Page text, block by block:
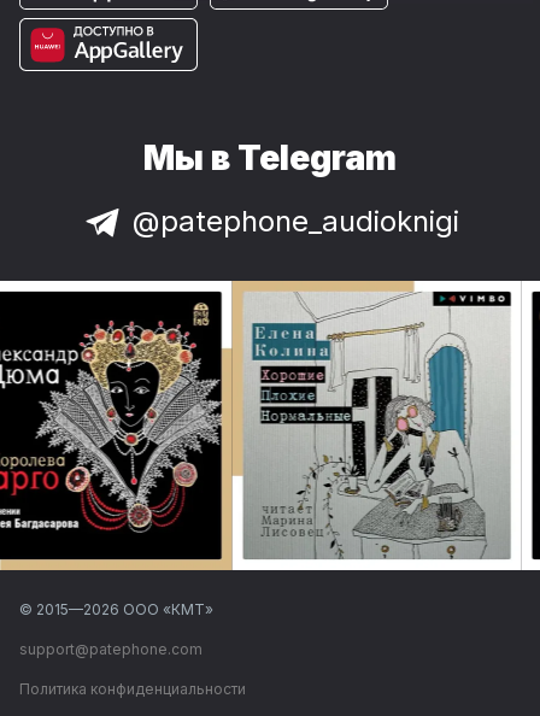
Мы в Telegram
@patephone_audioknigi
© 2015—2026 ООО «КМТ»
support@patephone.com
Политика конфиденциальности